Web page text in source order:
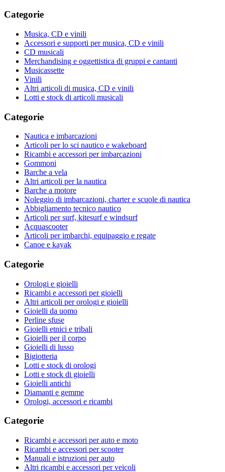
Categorie
Musica, CD e vinili
Accessori e supporti per musica, CD e vinili
CD musicali
Merchandising e oggettistica di gruppi e cantanti
Musicassette
Vinili
Altri articoli di musica, CD e vinili
Lotti e stock di articoli musicali
Categorie
Nautica e imbarcazioni
Articoli per lo sci nautico e wakeboard
Ricambi e accessori per imbarcazioni
Gommoni
Barche a vela
Altri articoli per la nautica
Barche a motore
Noleggio di imbarcazioni, charter e scuole di nautica
Abbigliamento tecnico nautico
Articoli per surf, kitesurf e windsurf
Acquascooter
Articoli per imbarchi, equipaggio e regate
Canoe e kayak
Categorie
Orologi e gioielli
Ricambi e accessori per gioielli
Altri articoli per orologi e gioielli
Gioielli da uomo
Perline sfuse
Gioielli etnici e tribali
Gioielli per il corpo
Gioielli di lusso
Bigiotteria
Lotti e stock di orologi
Lotti e stock di gioielli
Gioielli antichi
Diamanti e gemme
Orologi, accessori e ricambi
Categorie
Ricambi e accessori per auto e moto
Ricambi e accessori per scooter
Manuali e istruzioni per auto
Altri ricambi e accessori per veicoli